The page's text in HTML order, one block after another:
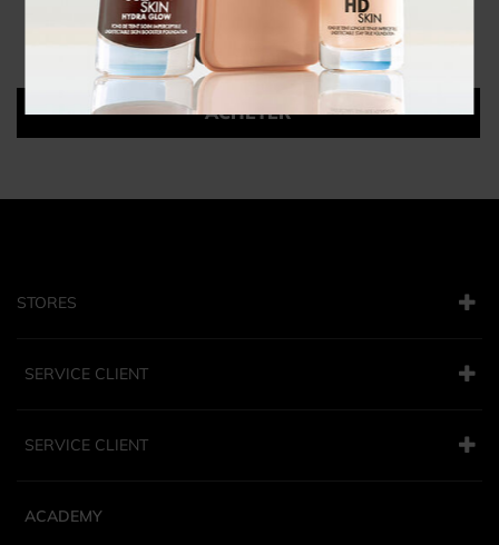
Price 37,00 C$
ACHETER
STORES
SERVICE CLIENT
SERVICE CLIENT
ACADEMY